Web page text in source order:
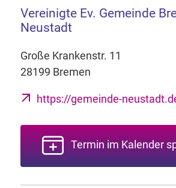
Vereinigte Ev. Gemeinde
Neustadt
Große Krankenstr. 11
28199 Bremen
https://gemeinde-
Termin im Kalender